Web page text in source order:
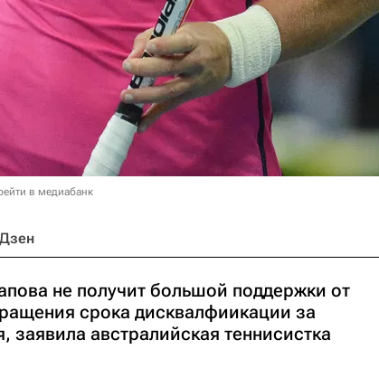
в медиабанк
Дзен
не получит большой поддержки от
срока дисквалфиикации за
австралийская теннисистка